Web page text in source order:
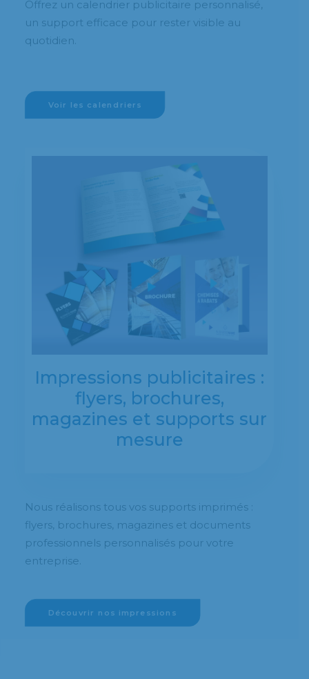
Offrez un calendrier publicitaire personnalisé,
un support efficace pour rester visible au
quotidien.
Voir les calendriers
Impressions publicitaires :
flyers, brochures,
magazines et supports sur
mesure
Nous réalisons tous vos supports imprimés :
flyers, brochures, magazines et documents
professionnels personnalisés pour votre
entreprise.
Découvrir nos impressions